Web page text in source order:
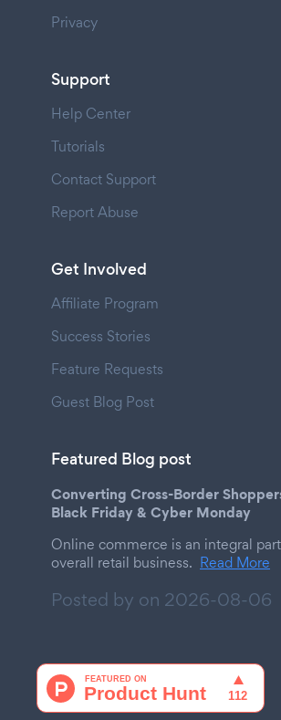
Privacy
Support
Help Center
Tutorials
Contact Support
Report Abuse
Get Involved
Affiliate Program
Success Stories
Feature Requests
Guest Blog Post
Featured Blog post
Converting Cross-Border
Black Friday & Cyber Monday
Online commerce is an integral
overall retail business. Read More
Posted by on 2026-08-06